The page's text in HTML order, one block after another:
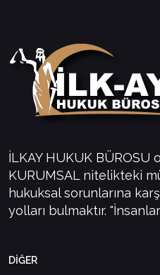
İLKAY HUKUK BÜROSU
KURUMSAL nitelikteki
hukuksal sorunlarına
yolları bulmaktır.
DİĞER